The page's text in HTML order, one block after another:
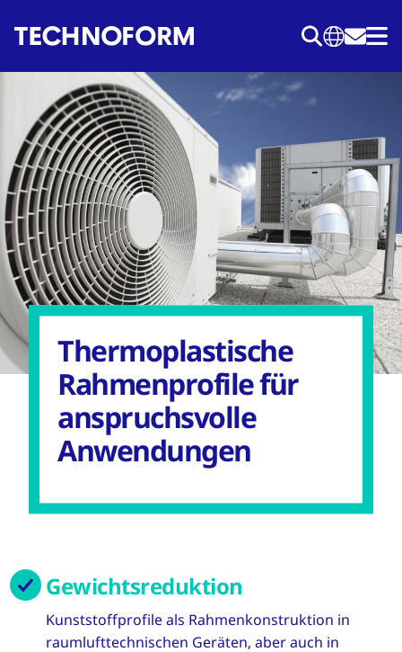
zum
Thermoplastische
Rahmenprofile für
anspruchsvolle
Anwendungen
Gewichtsreduktion
Kunststoffprofile als Rahmenkonstruktion in
raumlufttechnischen Geräten, aber auch in